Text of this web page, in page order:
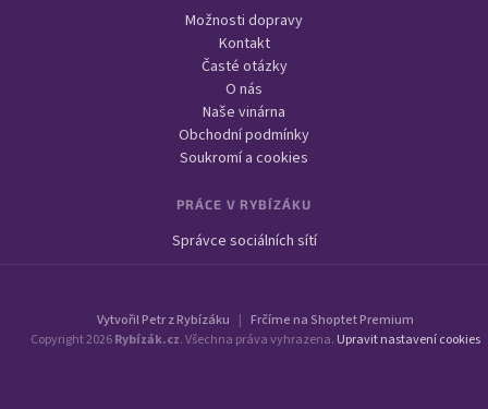
Možnosti dopravy
Kontakt
Časté otázky
O nás
Naše vinárna
Obchodní podmínky
Soukromí a cookies
PRÁCE V RYBÍZÁKU
Správce sociálních sítí
Vytvořil Petr z Rybízáku | Frčíme na Shoptet Premium
Copyright 2026Rybízák.cz. Všechna práva vyhrazena. Upravit nastavení cookies